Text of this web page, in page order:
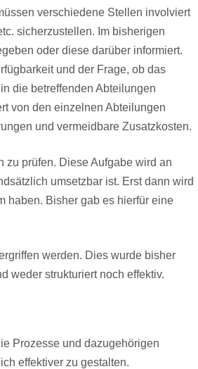
verschiedene Stellen involviert
sicherzustellen. Im bisherigen
oder diese darüber informiert.
und der Frage, ob das
die betreffenden Abteilungen
von den einzelnen Abteilungen
und vermeidbare Zusatzkosten.
zu prüfen. Diese Aufgabe wird an
umsetzbar ist. Erst dann wird
haben. Bisher gab es hierfür eine
werden. Dies wurde bisher
weder strukturiert noch effektiv.
Prozesse und dazugehörigen
effektiver zu gestalten.